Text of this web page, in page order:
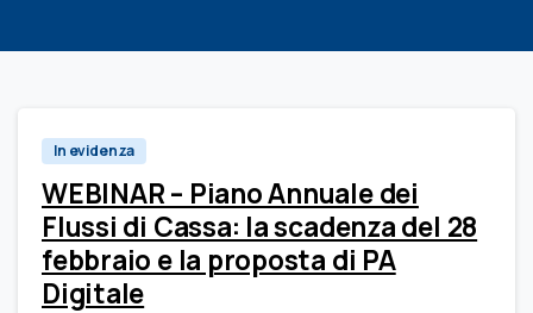
In evidenza
WEBINAR – Piano Annuale dei
Flussi di Cassa: la scadenza del 28
febbraio e la proposta di PA
Digitale